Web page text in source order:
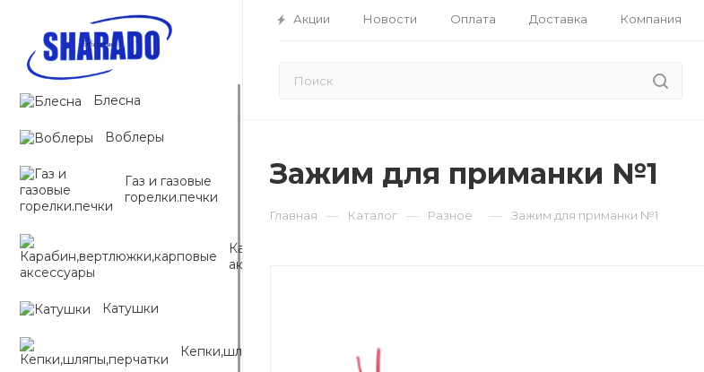
Акции Новости Оплата Доставка Компания
Блесна
Воблеры
Газ и газовые
горелки.печки
Карабин,вертлюжки,карповые
аксессуары
Катушки
Кепки,шляпы,перчатки
Зажим для приманки №1
Главная — Каталог — Разное — Зажим для приманки №1